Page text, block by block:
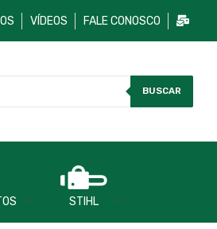
VÍDEOS FALE CONOSCO
BUSCAR
STIHL